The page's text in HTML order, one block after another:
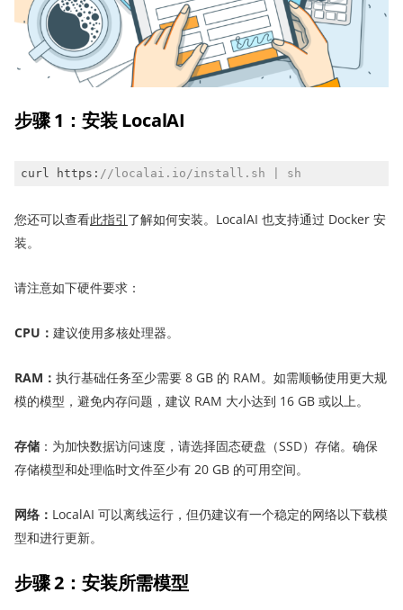
步骤 1 ：安装LocalAI
curl https: //localai.io/install.sh | sh
您还可以查看此指引 了解如何安装。LocalAI 也支持通过 Docker 安
装。
请注意如下硬件要求：
CPU ： 建议使用多核处理器。
RAM ： 执行基础任务至少需要 8 GB 的 RAM。如需顺畅使用更大规
模的模型，避免内存问题，建议 RAM 大小达到 16 GB 或以上。
存储 ：为加快数据访问速度，请选择固态硬盘（SSD）存储。确保
存储模型和处理临时文件至少有 20 GB 的可用空间。
网络 ： LocalAI 可以离线运行，但仍建议有一个稳定的网络以下载模
型和进行更新。
步骤 2 ：安装所需模型